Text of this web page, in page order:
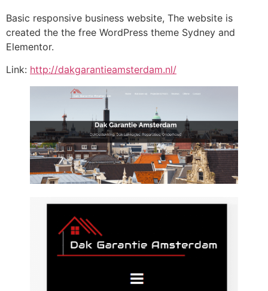
Basic responsive business website, The website is
created the the free WordPress theme Sydney and
Elementor.
Link: http://dakgarantieamsterdam.nl/